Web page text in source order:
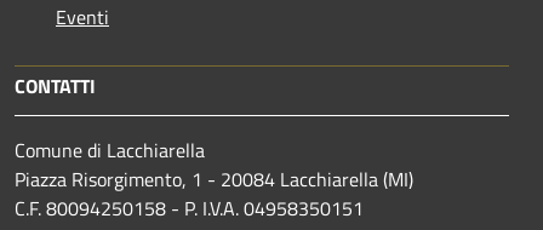
Eventi
CONTATTI
Comune di Lacchiarella
Piazza Risorgimento, 1 - 20084 Lacchiarella (MI)
C.F. 80094250158 - P. I.V.A. 04958350151